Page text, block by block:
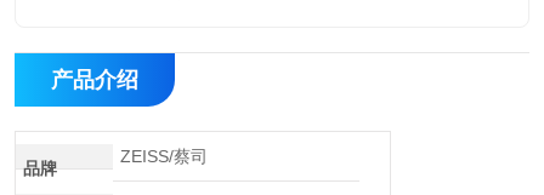
产品介绍
品牌
ZEISS/蔡司